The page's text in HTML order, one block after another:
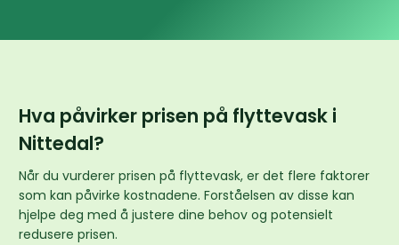
Hva påvirker prisen på flyttevask i
Nittedal?
Når du vurderer prisen på flyttevask, er det flere faktorer
som kan påvirke kostnadene. Forståelsen av disse kan
hjelpe deg med å justere dine behov og potensielt
redusere prisen.